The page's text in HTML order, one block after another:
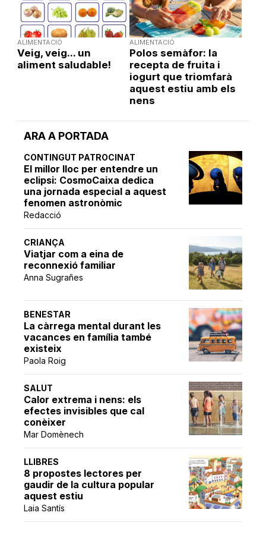
ARA A PORTADA
CONTINGUT PATROCINAT
El millor lloc per entendre un
eclipsi: CosmoCaixa dedica
una jornada especial a aquest
fenomen astronòmic
Redacció
CRIANÇA
Viatjar com a eina de
reconnexió familiar
Anna Sugrañes
BENESTAR
La càrrega mental durant les
vacances en família també
existeix
Paola Roig
SALUT
Calor extrema i nens: els
efectes invisibles que cal
conèixer
Mar Domènech
LLIBRES
8 propostes lectores per
gaudir de la cultura popular
aquest estiu
Laia Santís
ALIMENTACIÓ
Veig, veig... un
aliment saludable!
ALIMENTACIÓ
Polos semàfor: la
recepta de fruita i
iogurt que triomfarà
aquest estiu amb els
nens